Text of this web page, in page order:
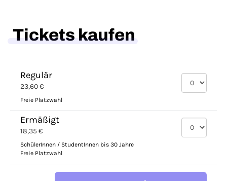
Tickets kaufen
Regulär
23,60 €
Freie Platzwahl
Ermäßigt
18,35 €
SchülerInnen / StudentInnen bis 30 Jahre
Freie Platzwahl